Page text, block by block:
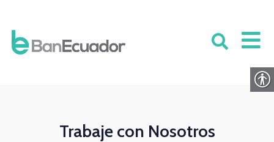
Trabaje con Nosotros